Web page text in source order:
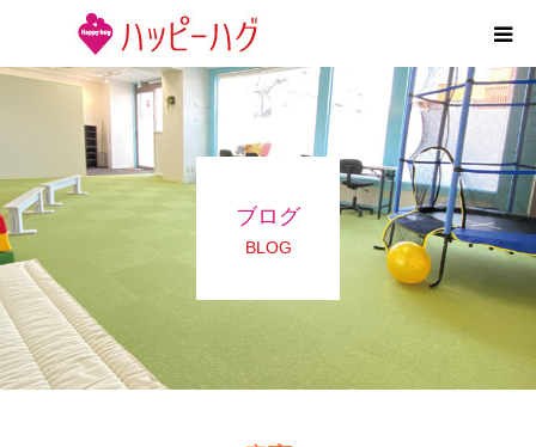
ブログ
BLOG
2つの特徴
5領域支援とお約束
施設紹介
求人情報